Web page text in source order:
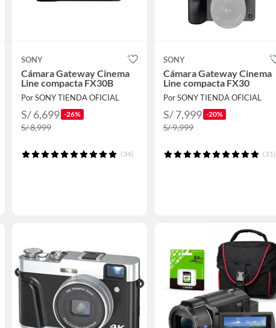
SONY
Cámara Gateway Cinema
Line compacta FX30B
Por SONY TIENDA OFICIAL
S/ 6,699 -26%
S/ 8,999
(34)
SONY
Cámara Gateway Cinema
Line compacta FX30
Por SONY TIENDA OFICIAL
S/ 7,999 -20%
S/ 9,999
(31)